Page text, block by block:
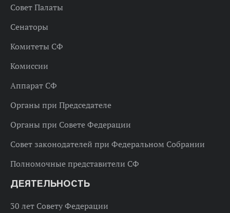
Совет Палаты
Сенаторы
Комитеты СФ
Комиссии
Аппарат СФ
Органы при Председателе
Органы при Совете Федерации
Совет законодателей при Федеральном Собрании
Полномочные представители СФ
ДЕЯТЕЛЬНОСТЬ
30 лет Совету Федерации